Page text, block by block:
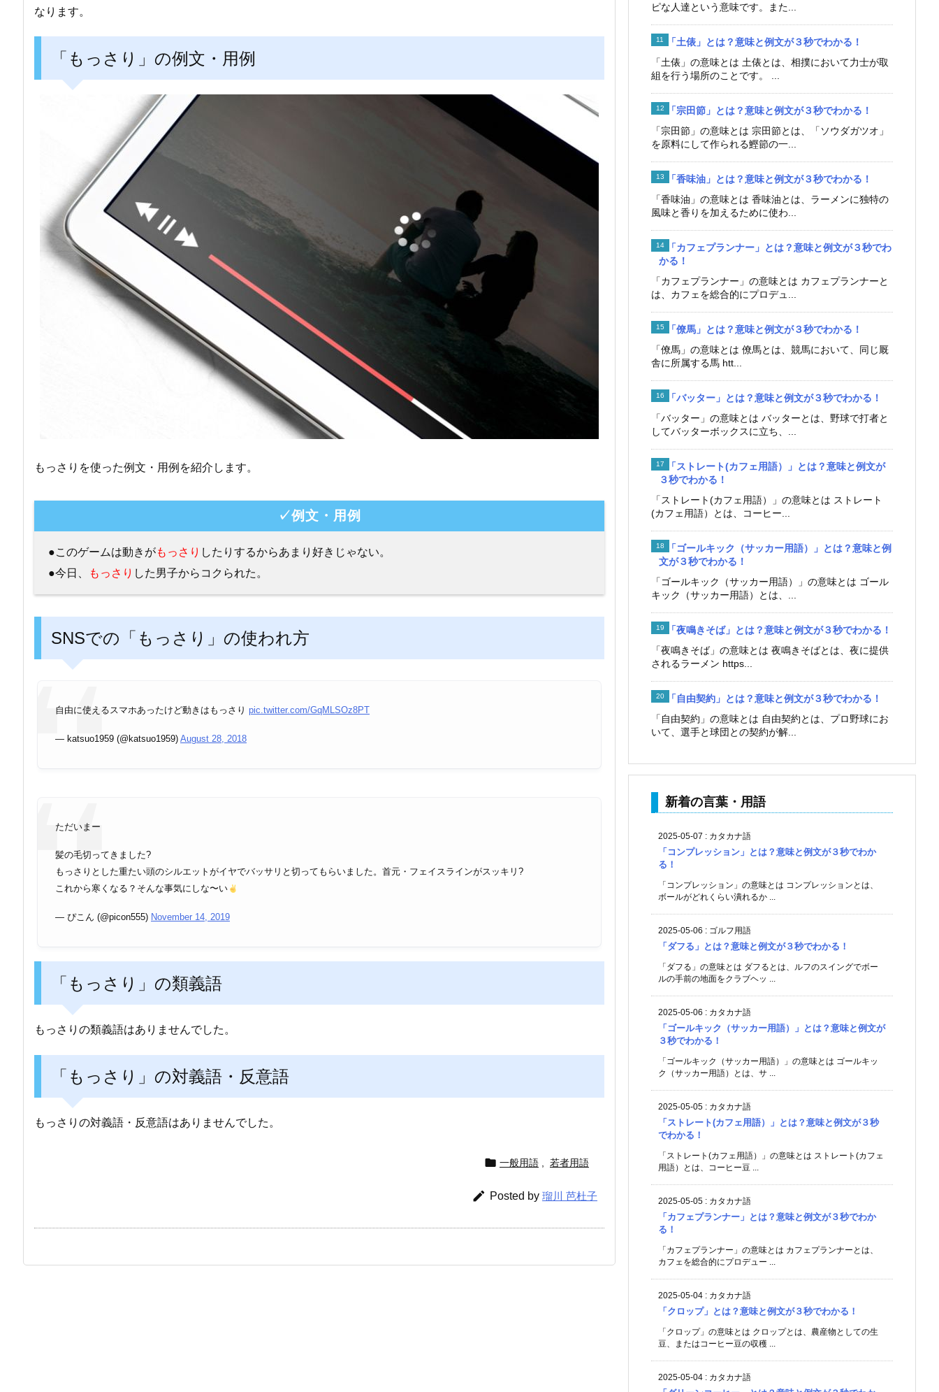
なります。
「もっさり」の例文・用例
もっさりを使った例文・用例を紹介します。
✓例文・用例
●このゲームは動きがもっさり したりするからあまり好きじゃない。
●今日、
もっさり した男子からコクられた。
SNSでの「もっさり」の使われ方
自由に使えるスマホあったけど動きはもっさり
髪の毛切ってきました?
もっさりとした重たい頭のシルエットがイヤでバッサリと切ってもらいました。首元・フェイスラインがスッキリ?
これから寒くなる？そんな事気にしな〜い
— ぴこん (@picon555) November 14, 2019
「もっさり」の類義語
もっさりの類義語はありませんでした。
「もっさり」の対義語・反意語
もっさりの対義語・反意語はありませんでした。
ピな人達という意味です。また...
「土俵」とは？意味と例文が３秒でわかる！
「土俵」の意味とは 土俵とは、相撲において力士が取
組を行う場所のことです。 ...
「宗田節」とは？意味と例文が３秒でわかる！
「宗田節」の意味とは 宗田節とは、「ソウダガツオ」
を原料にして作られる鰹節の一...
「香味油」とは？意味と例文が３秒でわかる！
「香味油」の意味とは 香味油とは、ラーメンに独特の
風味と香りを加えるために使わ...
「カフェプランナー」とは？意味と例文が３秒でわ
かる！
「カフェプランナー」の意味とは カフェプランナーと
は、カフェを総合的にプロデュ...
「僚馬」とは？意味と例文が３秒でわかる！
「僚馬」の意味とは 僚馬とは、競馬において、同じ厩
舎に所属する馬 htt...
「バッター」とは？意味と例文が３秒でわかる！
「バッター」の意味とは バッターとは、野球で打者と
してバッターボックスに立ち、...
「ストレート(カフェ用語）」とは？意味と例文が
３秒でわかる！
「ストレート(カフェ用語）」の意味とは ストレート
(カフェ用語）とは、コーヒー...
「ゴールキック（サッカー用語）」とは？意味と例
文が３秒でわかる！
「ゴールキック（サッカー用語）」の意味とは ゴール
キック（サッカー用語）とは、...
「夜鳴きそば」とは？意味と例文が３秒でわかる！
「夜鳴きそば」の意味とは 夜鳴きそばとは、夜に提供
されるラーメン https...
「自由契約」とは？意味と例文が３秒でわかる！
「自由契約」の意味とは 自由契約とは、プロ野球にお
いて、選手と球団との契約が解...
新着の言葉・用語
2025-05-07 : カタカナ語
「コンプレッション」とは？意味と例文が３秒でわか
る！
「コンプレッション」の意味とは コンプレッションとは、
ボールがどれくらい潰れるか ...
2025-05-06 : ゴルフ用語
「ダフる」とは？意味と例文が３秒でわかる！
「ダフる」の意味とは ダフるとは、ルフのスイングでボー
ルの手前の地面をクラブヘッ ...
2025-05-06 : カタカナ語
「ゴールキック（サッカー用語）」とは？意味と例文が
３秒でわかる！
「ゴールキック（サッカー用語）」の意味とは ゴールキッ
ク（サッカー用語）とは、サ ...
2025-05-05 : カタカナ語
「ストレート(カフェ用語）」とは？意味と例文が３秒
でわかる！
「ストレート(カフェ用語）」の意味とは ストレート(カフェ
用語）とは、コーヒー豆 ...
2025-05-05 : カタカナ語
「カフェプランナー」とは？意味と例文が３秒でわか
る！
「カフェプランナー」の意味とは カフェプランナーとは、
カフェを総合的にプロデュー ...
2025-05-04 : カタカナ語
「クロップ」とは？意味と例文が３秒でわかる！
「クロップ」の意味とは クロップとは、農産物としての生
豆、またはコーヒー豆の収穫 ...
2025-05-04 : カタカナ語